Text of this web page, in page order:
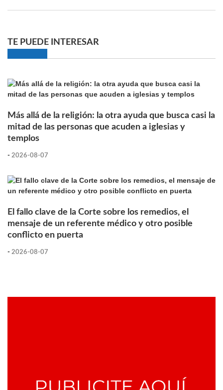
TE PUEDE INTERESAR
Más allá de la religión: la otra ayuda que busca casi la
mitad de las personas que acuden a iglesias y
templos
- 2026-08-07
El fallo clave de la Corte sobre los remedios, el
mensaje de un referente médico y otro posible
conflicto en puerta
- 2026-08-07